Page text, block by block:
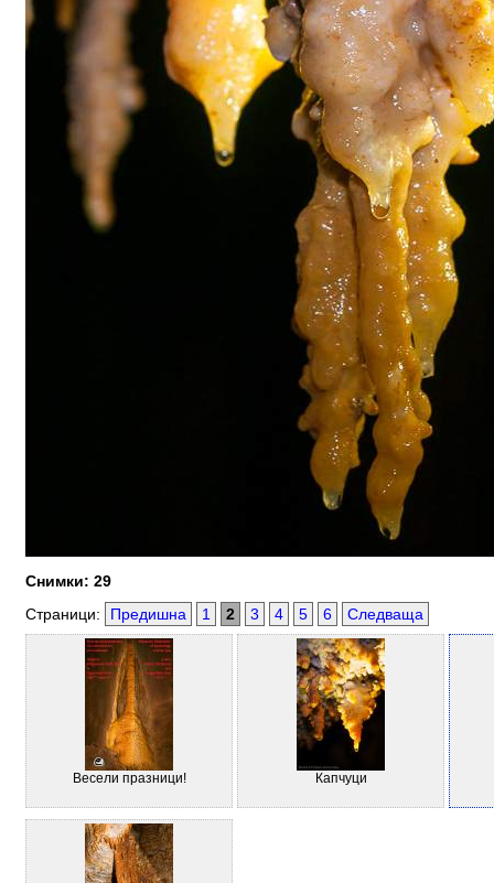
Снимки: 29
Страници:
Предишна 1 2 3 4 5 6 Следваща
Весели празници! Капчуци